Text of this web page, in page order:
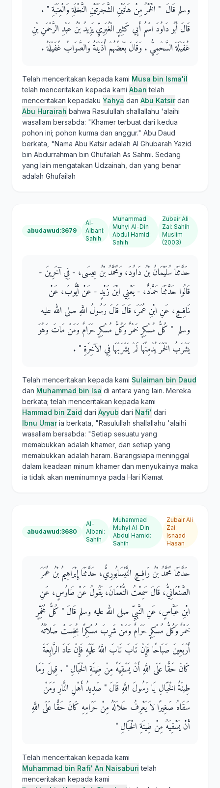
وسلم قَالَ ‏ "‏ الْخَمْرُ مِنْ هَاتَيْنِ الشَّجَرَتَيْنِ النَّخْلَةِ وَالْعِنَبَةِ ‏"‏ ‏.‏
قَالَ أَبُو دَاوُدَ اسْمُ أَبِي كَثِيرٍ الْغُبَرِيِّ يَزِيدُ بْنُ عَبْدِ الرَّحْمَنِ بْنِ
غُفَيْلَةَ السَّحْمِيُّ ‏.‏ وَقَالَ بَعْضُهُمْ أُذَيْنَةُ وَالصَّوَابُ غُفَيْلَةُ ‏.‏
Telah menceritakan kepada kami Musa bin Isma'il
telah menceritakan kepada kami Aban telah
menceritakan kepadaku Yahya dari Abu Katsirdari
Abu Hurairah bahwa Rasulullah shallallahu 'alaihi
wasallam bersabda: "Khamer terbuat dari kedua
pohon ini; pohon kurma dan anggur." Abu Daud
berkata, "Nama Abu Katsir adalah Al Ghubarah Yazid
bin Abdurrahman bin Ghufailah As Sahmi. Sedang
yang lain mengatakan Udzainah, dan yang benar
adalah Ghufailah
abudawud:3679
Al-
Albani:
Sahih
Muhammad
Muhyi Al-Din
Abdul Hamid:
Sahih
Zubair Ali
Zai:Sahih
Muslim
(2003)
حَدَّثَنَا سُلَيْمَانُ بْنُ دَاوُدَ، وَمُحَمَّدُ بْنُ عِيسَى، - فِي آخَرِينَ -
قَالُوا حَدَّثَنَا حَمَّادٌ، - يَعْنِي ابْنَ زَيْدٍ - عَنْ أَيُّوبَ، عَنْ
نَافِعٍ، عَنِ ابْنِ عُمَرَ، قَالَ قَالَ رَسُولُ اللَّهِ صلى الله عليه
وسلم ‏ "‏ كُلُّ مُسْكِرٍ خَمْرٌ وَكُلُّ مُسْكِرٍ حَرَامٌ وَمَنْ مَاتَ وَهُوَ
يَشْرَبُ الْخَمْرَ يُدْمِنُهَا لَمْ يَشْرَبْهَا فِي الآخِرَةِ ‏"‏ ‏.‏
Telah menceritakan kepada kami Sulaiman bin Daud
dan Muhammad bin Isa di antara yang lain. Mereka
berkata; telah menceritakan kepada kami
Hammad bin Zaid dari Ayyub dari Nafi' dari
Ibnu Umaria berkata, "Rasulullah shallallahu 'alaihi
wasallam bersabda: "Setiap sesuatu yang
memabukkan adalah khamer, dan setiap yang
memabukkan adalah haram. Barangsiapa meninggal
dalam keadaan minum khamer dan menyukainya maka
ia tidak akan meminumnya pada Hari Kiamat
abudawud:3680
Al-
Albani:
Sahih
Muhammad
Muhyi Al-Din
Abdul Hamid:
Sahih
Zubair Ali
Zai:
Isnaad
Hasan
حَدَّثَنَا مُحَمَّدُ بْنُ رَافِعٍ النَّيْسَابُورِيُّ، حَدَّثَنَا إِبْرَاهِيمُ بْنُ عُمَرَ
الصَّنْعَانِيُّ، قَالَ سَمِعْتُ النُّعْمَانَ، يَقُولُ عَنْ طَاوُسٍ، عَنِ
ابْنِ عَبَّاسٍ، عَنِ النَّبِيِّ صلى الله عليه وسلم قَالَ ‏"‏ كُلُّ مُخَمِّرٍ
خَمْرٌ وَكُلُّ مُسْكِرٍ حَرَامٌ وَمَنْ شَرِبَ مُسْكِرًا بُخِسَتْ صَلاَتُهُ
أَرْبَعِينَ صَبَاحًا فَإِنْ تَابَ تَابَ اللَّهُ عَلَيْهِ فَإِنْ عَادَ الرَّابِعَةَ
كَانَ حَقًّا عَلَى اللَّهِ أَنْ يَسْقِيَهُ مِنْ طِينَةِ الْخَبَالِ ‏"‏ ‏.‏ قِيلَ وَمَا
طِينَةُ الْخَبَالِ يَا رَسُولَ اللَّهِ قَالَ ‏"‏ صَدِيدُ أَهْلِ النَّارِ وَمَنْ
سَقَاهُ صَغِيرًا لاَ يَعْرِفُ حَلاَلَهُ مِنْ حَرَامِهِ كَانَ حَقًّا عَلَى اللَّهِ
أَنْ يَسْقِيَهُ مِنْ طِينَةِ الْخَبَالِ ‏"‏
Telah menceritakan kepada kami
Muhammad bin Rafi' An Naisaburi telah
menceritakan kepada kami